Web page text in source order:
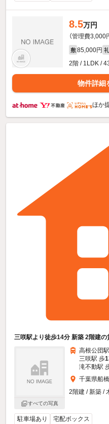
8.5万円
（管理費3,000
敷 85,000円
2階 / 1LDK /
物件詳細
ほか
三咲駅より徒歩14分 新築 2階建の
すべての写真
高根公団
三咲駅 歩
滝不動駅
千葉県船
2階建 / 新築 /
駐車場あり 宅配ボックス